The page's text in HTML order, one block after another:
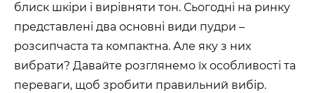
блиск шкіри і вирівняти тон. Сьогодні на ринку
представлені два основні види пудри –
розсипчаста та компактна. Але яку з них
вибрати? Давайте розглянемо їх особливості та
переваги, щоб зробити правильний вибір.